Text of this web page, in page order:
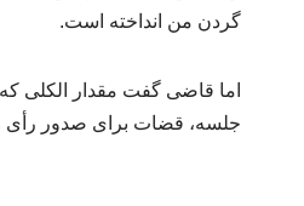
گردن من انداخته است.
اما قاضی گفت مقدار الکلی که
جلسه، قضات برای صدور رأی